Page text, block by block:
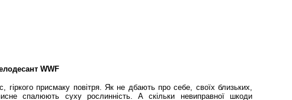
WWF
присмаку повітря. Як не дбають про себе, своїх близьких,
спалюють суху рослинність. А скільки невиправної шкоди